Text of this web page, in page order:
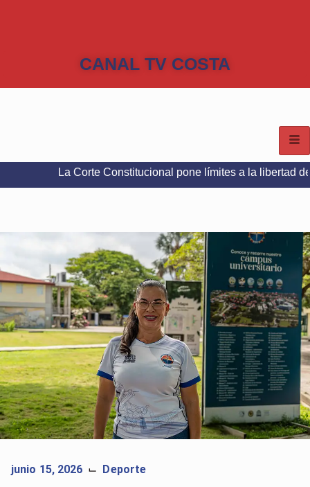
CANAL TV COSTA
La Corte Constitucional pone límites a la libertad de
junio 15, 2026 ⌙ Deporte